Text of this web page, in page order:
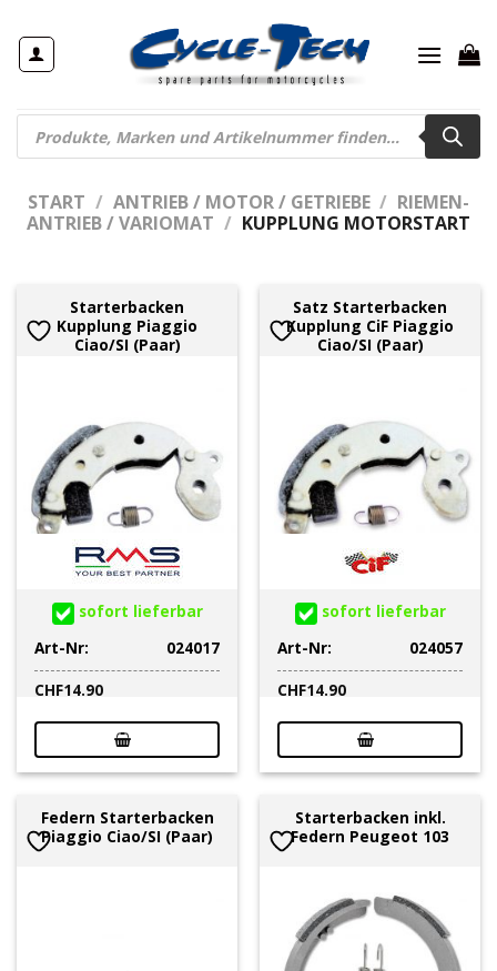
Inhalt
springen
Products
search
START / ANTRIEB / MOTOR / GETRIEBE / RIEMEN-
ANTRIEB / VARIOMAT / KUPPLUNG MOTORSTART
Starterbacken
Kupplung Piaggio
Ciao/SI (Paar)
sofort lieferbar
Art-Nr:
024017
CHF14.90
Satz Starterbacken
Kupplung CiF Piaggio
Ciao/SI (Paar)
sofort lieferbar
Art-Nr:
024057
CHF14.90
Federn Starterbacken
Piaggio Ciao/SI (Paar)
Starterbacken inkl.
Federn Peugeot 103